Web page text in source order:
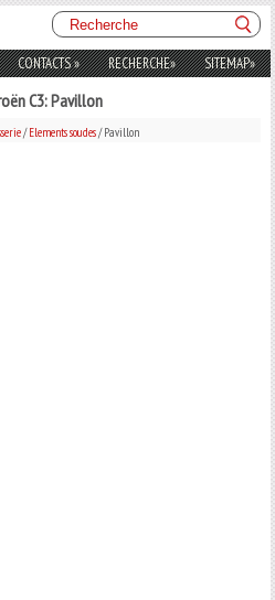
CONTACTS» RECHERCHE» SITEMAP»
C3: Pavillon
/Elements soudes/ Pavillon